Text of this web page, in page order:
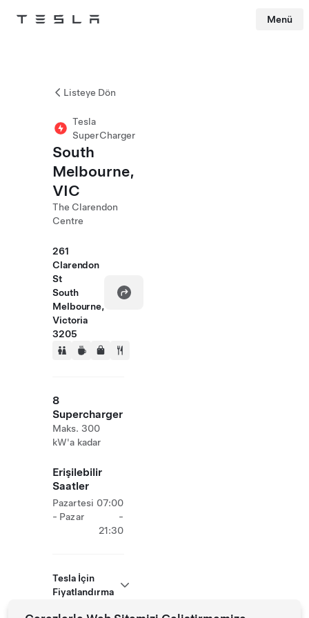
Tesla Menü
Listeye Dön
Tesla
SuperCharger
South
Melbourne,
VIC
The Clarendon
Centre
261
Clarendon
St
South
Melbourne,
Victoria
3205
8
Supercharger
Maks. 300
kW'a kadar
Erişilebilir
Saatler
Pazartesi
- Pazar
07:00
-
21:30
Tesla İçin
Fiyatlandırma